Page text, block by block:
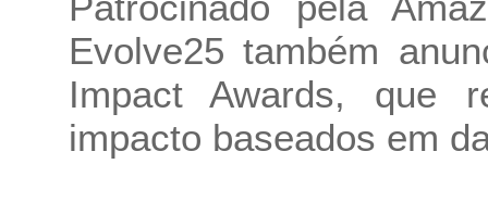
Evolve25 também
Impact Awards, que
impacto baseados em